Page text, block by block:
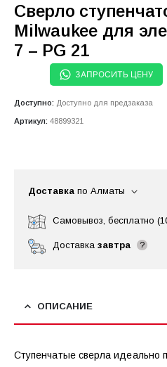
Сверло
Milwaukee для
7 – PG 21
ЗАПРОСИТЬ ЦЕНУ
Доступно: Доступно для предзаказа
Артикул: 48899321
Доставка по Алматы
Самовывоз, бесплатно
Доставка завтра ?
ОПИСАНИЕ
Ступенчатые сверла идеально